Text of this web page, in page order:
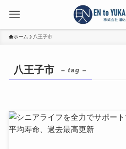
ホーム 八王子市
八王子市 – tag –